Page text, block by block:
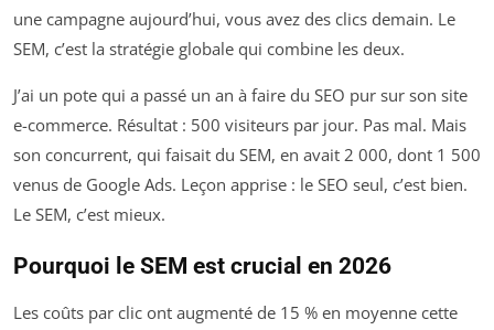
une campagne aujourd’hui, vous avez des clics demain. Le
SEM, c’est la stratégie globale qui combine les deux.
J’ai un pote qui a passé un an à faire du SEO pur sur son site
e-commerce. Résultat : 500 visiteurs par jour. Pas mal. Mais
son concurrent, qui faisait du SEM, en avait 2 000, dont 1 500
venus de Google Ads. Leçon apprise : le SEO seul, c’est bien.
Le SEM, c’est mieux.
Pourquoi le SEM est crucial en 2026
Les coûts par clic ont augmenté de 15 % en moyenne cette